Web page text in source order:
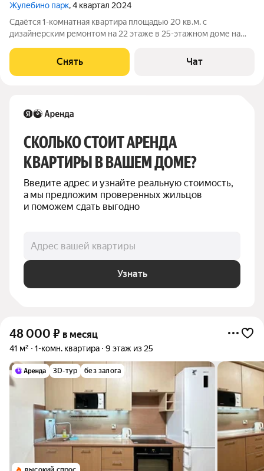
Жулебино парк, 4 квартал 2024
Сдаётся 1-комнатная квартира площадью 20 кв.м. с
дизайнерским ремонтом на 22 этаже в 25-этажном доме на
Холодильник Посудомоечная машина Кондиционер
Микроволновка Дом - монолитный, окна
Снять Чат
СКОЛЬКО СТОИТ АРЕНДА
КВАРТИРЫ В ВАШЕМ ДОМЕ?
Введите адрес и узнайте реальную стоимость,
а мы предложим проверенных жильцов
и поможем сдать выгодно
Адрес вашей квартиры
Узнать
48 000 ₽ в месяц
41 м² 1-комн. квартира 9 этаж из 25
3D-тур без залога